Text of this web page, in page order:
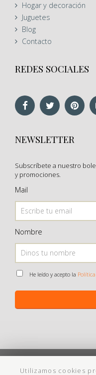
Utilizamos cookies
Hogar y decoración
Juguetes
Blog
Contacto
REDES SOCIALES
NEWSLETTER
Subscríbete a nuestro
y promociones.
Mail
Nombre
He leído y acepto la
Maistendencia todos